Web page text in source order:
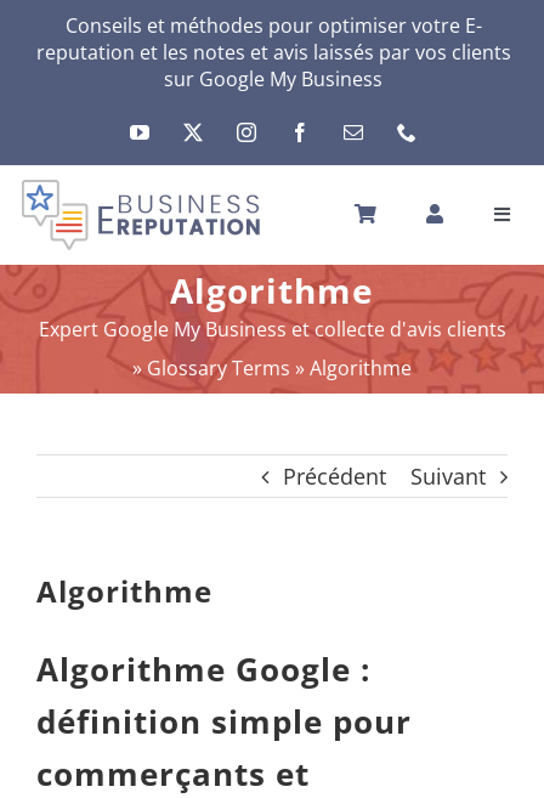
Conseils et méthodes pour optimiser votre E-
reputation et les notes et avis laissés par vos clients
sur Google My Business
ACCUEIL
VOTRE E-RÉPUTATION
VOTRE ACTIVITÉ
MES SERVICES
Panier
mon compte
Français
Algorithme
Expert Google My Business et collecte d'avis clients
»Glossary Terms »Algorithme
Précédent Suivant
Algorithme
Algorithme Google :
définition simple pour
commerçants et